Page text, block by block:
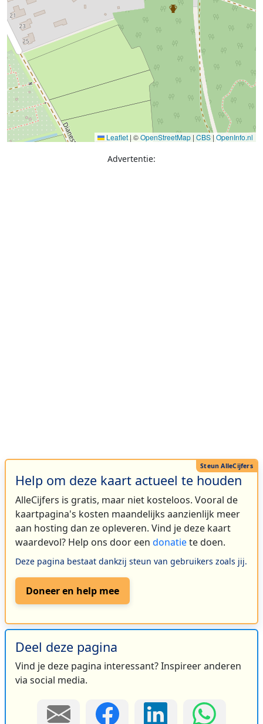
Leaflet | ©OpenStreetMap | CBS| OpenInfo.nl
Advertentie:
Help om deze kaart actueel te houden
AlleCijfers is gratis, maar niet kosteloos. Vooral de
kaartpagina's kosten maandelijks aanzienlijk meer
aan hosting dan ze opleveren. Vind je deze kaart
waardevol? Help ons door een donatiete doen.
Deze pagina bestaat dankzij steun van gebruikers zoals jij.
Doneer en help mee
Deel deze pagina
Vind je deze pagina interessant? Inspireer anderen
via social media.